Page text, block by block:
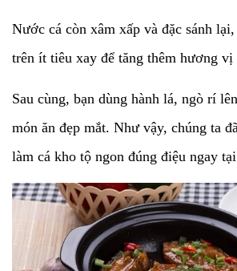
Nước cá còn xâm xấp và đặc sánh
trên ít tiêu xay để tăng thêm hương vị
Sau cùng, bạn dùng hành lá, ngò rí
món ăn đẹp mắt. Như vậy, chúng ta
làm cá kho tộ ngon đúng điệu ngay